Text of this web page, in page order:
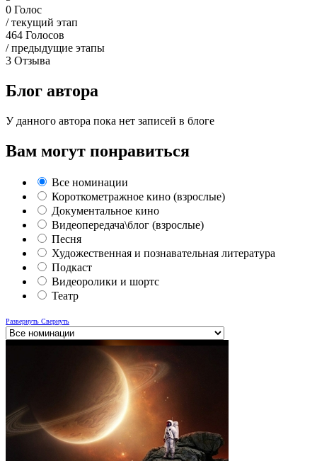
0 Голос
/ текущий этап
464 Голосов
/ предыдущие этапы
3 Отзыва
Блог автора
У данного автора пока нет записей в блоге
Вам могут понравиться
Все номинации
Короткометражное кино (взрослые)
Документальное кино
Видеопередача\блог (взрослые)
Песня
Художественная и познавательная литература
Подкаст
Видеоролики и шортс
Театр
Развернуть Свернуть